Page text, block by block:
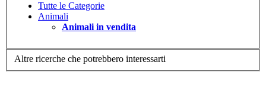
Tutte le Categorie
Animali
Animali in vendita
Altre ricerche che potrebbero interessarti